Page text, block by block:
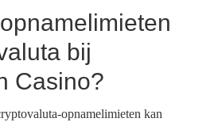
bij
Casino?
opnamelimieten kan